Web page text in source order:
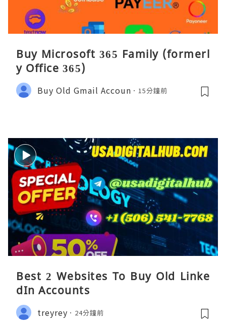
Buy Microsoft 365 Family (formerl
y Office 365)
Buy Old Gmail Accoun 15分鐘前
Best 2 Websites To Buy Old Linke
dIn Accounts
treyrey 24分鐘前